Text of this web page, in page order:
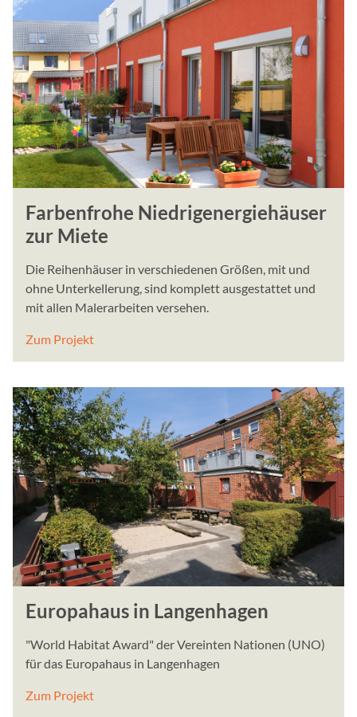
Farbenfrohe Niedrigenergiehäuser
zur Miete
Die Reihenhäuser in verschiedenen Größen, mit und
ohne Unterkellerung, sind komplett ausgestattet und
mit allen Malerarbeiten versehen.
Zum Projekt
Europahaus in Langenhagen
"World Habitat Award" der Vereinten Nationen (UNO)
für das Europahaus in Langenhagen
Zum Projekt
EXTERNE MEDIEN
Inhalte von
Plattformen werden
Cookies von externen
der Zugriff auf diese
Einwilligung mehr.
Google Maps
Anbieter:
Google, Gordon House,
Google stellt
Diese Seite nutzt Google
curator.io
Zweck:
Wir betten unsere Social
Dienstleistung von
werden
aufgebaut.
YouTube
Name: